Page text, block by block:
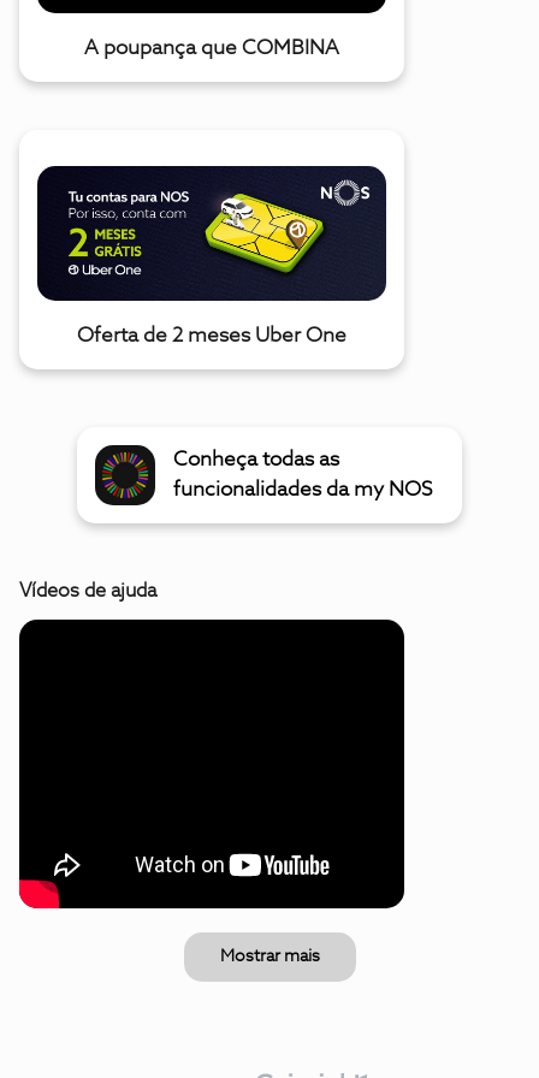
A poupança que COMBINA
Oferta de 2 meses Uber One
Conheça todas as
funcionalidades da my NOS
Vídeos de ajuda
Mostrar mais